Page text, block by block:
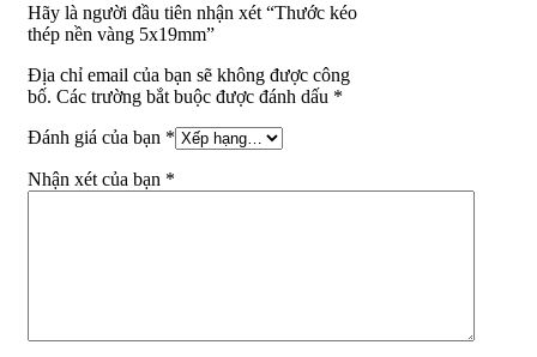
Hãy là người đầu tiên nhận xét “Thước kéo
thép nền vàng 5x19mm”
Địa chỉ email của bạn sẽ không được công
bố. Các trường bắt buộc được đánh dấu *
Đánh giá của bạn *
Nhận xét của bạn *